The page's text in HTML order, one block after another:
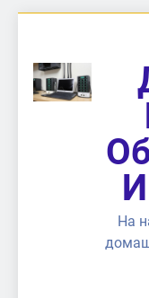
содержимому
На